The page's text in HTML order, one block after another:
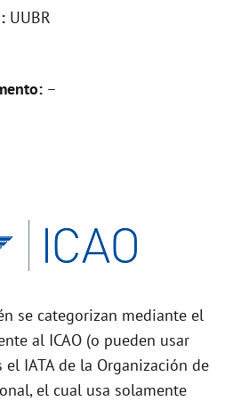
e
o
UUBR
–
se categorizan mediante el
al ICAO (o pueden usar
IATA de la Organización de
el cual usa solamente